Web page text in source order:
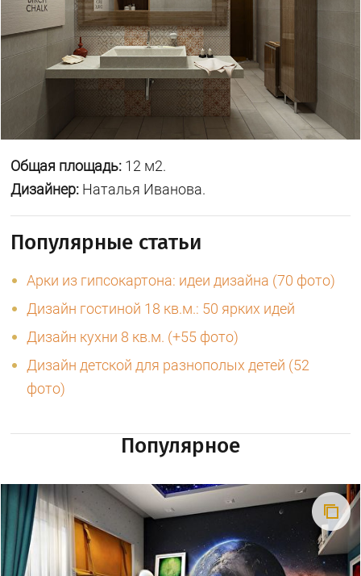
Общая площадь: 12 м2.
Дизайнер: Наталья Иванова.
Популярные статьи
Арки из гипсокартона: идеи дизайна (70 фото)
Дизайн гостиной 18 кв.м.: 50 ярких идей
Дизайн кухни 8 кв.м. (+55 фото)
Дизайн детской для разнополых детей (52
фото)
Популярное